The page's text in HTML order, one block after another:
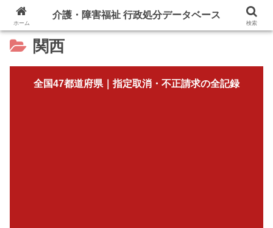
関西
全国47都道府県｜指定取消・不正請求の全記録
ホーム
介護・障害福祉 行政処分データベース
検索